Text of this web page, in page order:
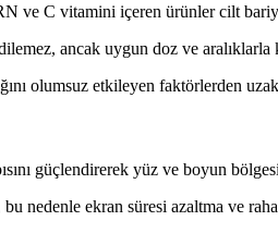
ve C vitamini içeren ürünler cilt
ancak uygun doz ve
olumsuz etkileyen faktörlerden
güçlendirerek yüz ve boyun
bu nedenle ekran süresi azaltma ve